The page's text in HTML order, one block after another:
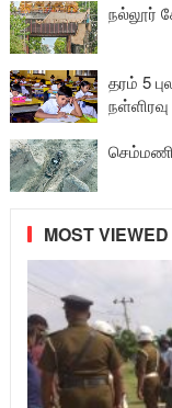
நல்லூர்
தரம் 5
MOST